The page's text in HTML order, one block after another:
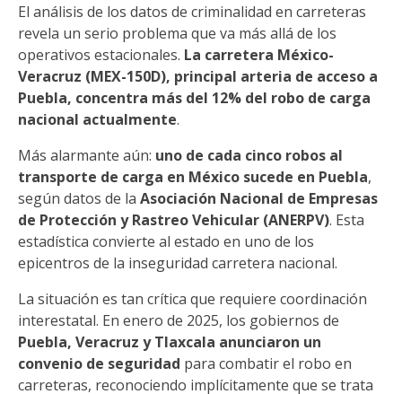
El análisis de los datos de criminalidad en carreteras
revela un serio problema que va más allá de los
operativos estacionales. La carretera México-
Veracruz (MEX-150D), principal arteria de acceso a
Puebla, concentra más del 12% del robo de carga
nacional actualmente.
Más alarmante aún: uno de cada cinco robos al
transporte de carga en México sucede en Puebla,
según datos de la Asociación Nacional de Empresas
de Protección y Rastreo Vehicular (ANERPV). Esta
estadística convierte al estado en uno de los
epicentros de la inseguridad carretera nacional.
La situación es tan crítica que requiere coordinación
interestatal. En enero de 2025, los gobiernos de
Puebla, Veracruz y Tlaxcala anunciaron un
convenio de seguridad para combatir el robo en
carreteras, reconociendo implícitamente que se trata